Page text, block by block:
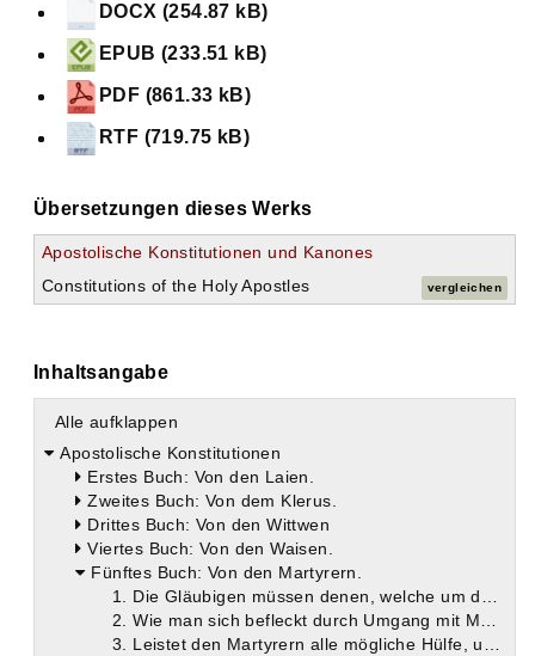
DOCX (254.87 kB)
EPUB (233.51 kB)
PDF (861.33 kB)
RTF (719.75 kB)
Übersetzungen dieses Werks
Apostolische Konstitutionen und Kanones
Constitutions of the Holy Apostles
vergleichen
Inhaltsangabe
Alle aufklappen
Apostolische Konstitutionen
Erstes Buch: Von den Laien.
Zweites Buch: Von dem Klerus.
Drittes Buch: Von den Wittwen
Viertes Buch: Von den Waisen.
Fünftes Buch: Von den Martyrern.
1. Die Gläubigen müssen denen, welche um des Namens Jesu willen von Ungläubigen verfolgt werden, Hilfe leisten.
2. Wie man sich befleckt durch Umgang mit Mördern und Ehebrechern, so nimmt man Theil an der Krone des Martyriums, wenn man den Martyrern Hilfe leistet.
3. Leistet den Martyrern alle mögliche Hülfe, und sollte euch selbst Gefahrdrohen.